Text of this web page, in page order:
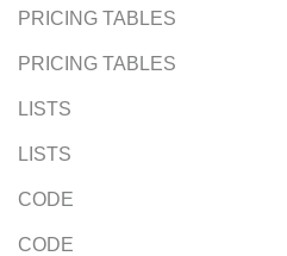
PRICING TABLES
PRICING TABLES
LISTS
LISTS
CODE
CODE